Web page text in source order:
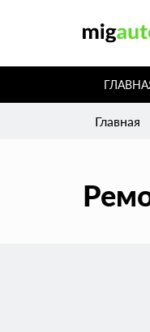
Главная